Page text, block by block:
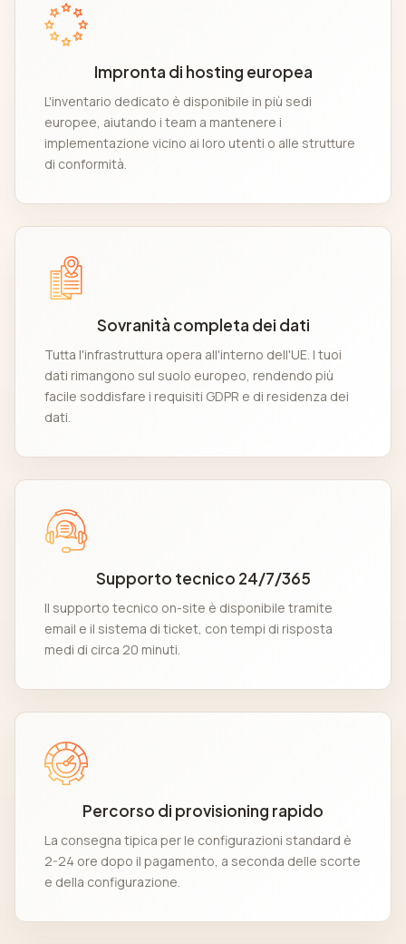
Impronta di hosting europea
L'inventario dedicato è disponibile in più sedi
europee, aiutando i team a mantenere i
implementazione vicino ai loro utenti o alle strutture
di conformità.
Sovranità completa dei dati
Tutta l'infrastruttura opera all'interno dell'UE. I tuoi
dati rimangono sul suolo europeo, rendendo più
facile soddisfare i requisiti GDPR e di residenza dei
dati.
Supporto tecnico 24/7/365
Il supporto tecnico on-site è disponibile tramite
email e il sistema di ticket, con tempi di risposta
medi di circa 20 minuti.
Percorso di provisioning rapido
La consegna tipica per le configurazioni standard è
2-24 ore dopo il pagamento, a seconda delle scorte
e della configurazione.